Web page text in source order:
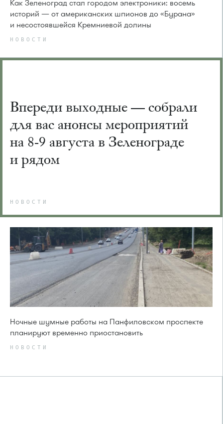
Как Зеленоград стал городом электроники: восемь
историй — от американских шпионов до «Бурана»
и несостоявшейся Кремниевой долины
НОВОСТИ
Впереди выходные — собрали
для вас анонсы мероприятий
на 8-9 августа в Зеленограде
и рядом
НОВОСТИ
Ночные шумные работы на Панфиловском проспекте
планируют временно приостановить
НОВОСТИ